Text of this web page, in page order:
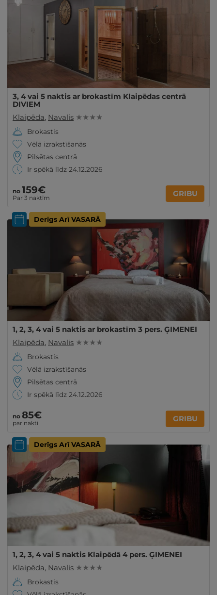
3, 4 vai 5 naktis ar brokastīm Klaipēdas centrā
DIVIEM
Klaipēda, Navalis ★ ★ ★ ★
Brokastis
Vēlā izrakstīšanās
Pilsētas centrā
Ir spēkā līdz 24.12.2026
no 159€
Par 3 naktīm GRIBU
Derīgs Arī VASARĀ
1, 2, 3, 4 vai 5 naktis ar brokastīm 3 pers. ĢIMENEI
Klaipēda, Navalis ★ ★ ★ ★
Brokastis
Vēlā izrakstīšanās
Pilsētas centrā
Ir spēkā līdz 24.12.2026
no 85€
par nakti GRIBU
Derīgs Arī VASARĀ
1, 2, 3, 4 vai 5 naktis Klaipēdā 4 pers. ĢIMENEI
Klaipēda, Navalis ★ ★ ★ ★
Brokastis